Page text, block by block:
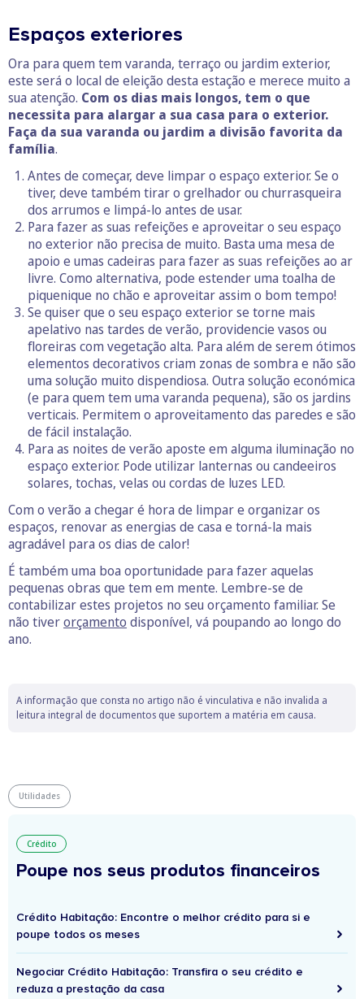
Espaços exteriores
Ora para quem tem varanda, terraço ou jardim exterior,
este será o local de eleição desta estação e merece muito a
sua atenção. Com os dias mais longos, tem o que
necessita para alargar a sua casa para o exterior.
Faça da sua varanda ou jardim a divisão favorita da
família.
Antes de começar, deve limpar o espaço exterior. Se o
tiver, deve também tirar o grelhador ou churrasqueira
dos arrumos e limpá-lo antes de usar.
Para fazer as suas refeições e aproveitar o seu espaço
no exterior não precisa de muito. Basta uma mesa de
apoio e umas cadeiras para fazer as suas refeições ao ar
livre. Como alternativa, pode estender uma toalha de
piquenique no chão e aproveitar assim o bom tempo!
Se quiser que o seu espaço exterior se torne mais
apelativo nas tardes de verão, providencie vasos ou
floreiras com vegetação alta. Para além de serem ótimos
elementos decorativos criam zonas de sombra e não são
uma solução muito dispendiosa. Outra solução económica
(e para quem tem uma varanda pequena), são os jardins
verticais. Permitem o aproveitamento das paredes e são
de fácil instalação.
Para as noites de verão aposte em alguma iluminação no
espaço exterior. Pode utilizar lanternas ou candeeiros
solares, tochas, velas ou cordas de luzes LED.
Com o verão a chegar é hora de limpar e organizar os
espaços, renovar as energias de casa e torná-la mais
agradável para os dias de calor!
É também uma boa oportunidade para fazer aquelas
pequenas obras que tem em mente. Lembre-se de
contabilizar estes projetos no seu orçamento familiar. Se
não tiverorçamento disponível, vá poupando ao longo do
ano.
A informação que consta no artigo não é vinculativa e não invalida a
leitura integral de documentos que suportem a matéria em causa.
Utilidades
Crédito
Poupe nos seus produtos financeiros
Crédito Habitação: Encontre o melhor crédito para si e
poupe todos os meses
Negociar Crédito Habitação: Transfira o seu crédito e
reduza a prestação da casa